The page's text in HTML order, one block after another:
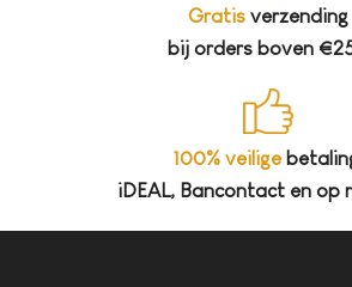
Gratis verzending
bij orders boven
100% veilige
iDEAL, Bancontact en op